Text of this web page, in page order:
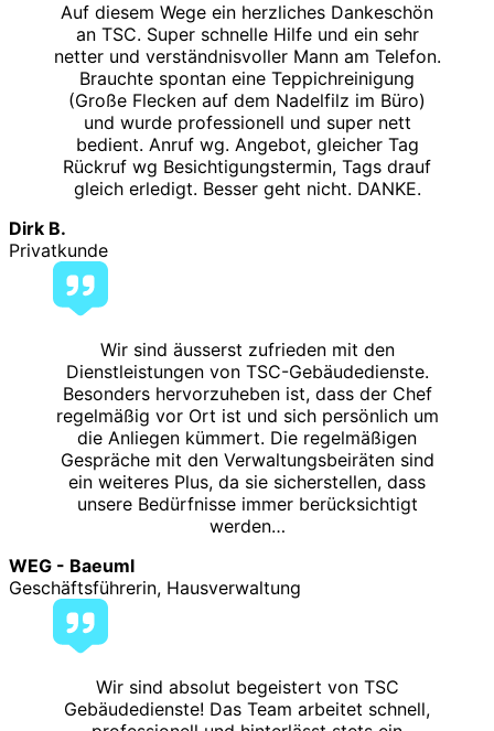
Auf diesem Wege ein herzliches Dankeschön
an TSC. Super schnelle Hilfe und ein sehr
netter und verständnisvoller Mann am Telefon.
Brauchte spontan eine Teppichreinigung
(Große Flecken auf dem Nadelfilz im Büro)
und wurde professionell und super nett
bedient. Anruf wg. Angebot, gleicher Tag
Rückruf wg Besichtigungstermin, Tags drauf
gleich erledigt. Besser geht nicht. DANKE.
Dirk B.
Privatkunde
Wir sind äusserst zufrieden mit den
Dienstleistungen von TSC-Gebäudedienste.
Besonders hervorzuheben ist, dass der Chef
regelmäßig vor Ort ist und sich persönlich um
die Anliegen kümmert. Die regelmäßigen
Gespräche mit den Verwaltungsbeiräten sind
ein weiteres Plus, da sie sicherstellen, dass
unsere Bedürfnisse immer berücksichtigt
werden…
WEG - Baeuml
Geschäftsführerin, Hausverwaltung
Wir sind absolut begeistert von TSC
Gebäudedienste! Das Team arbeitet schnell,